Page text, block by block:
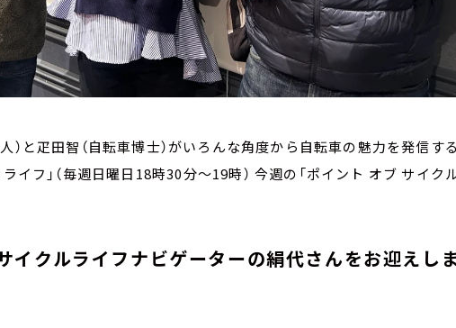
）と疋田智（自転車博士）がいろんな角度から自転車の魅力を発信す
ライフ」（毎週日曜日18時30分～19時） 今週の「ポイント オブ サイク
イクルライフナビゲーターの絹代さんをお迎えし